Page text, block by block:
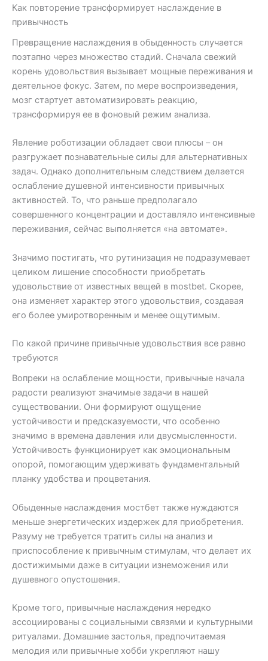
Как повторение трансформирует наслаждение в
привычность
Превращение наслаждения в обыденность случается
поэтапно через множество стадий. Сначала свежий
корень удовольствия вызывает мощные переживания и
деятельное фокус. Затем, по мере воспроизведения,
мозг стартует автоматизировать реакцию,
трансформируя ее в фоновый режим анализа.
Явление роботизации обладает свои плюсы – он
разгружает познавательные силы для альтернативных
задач. Однако дополнительным следствием делается
ослабление душевной интенсивности привычных
активностей. То, что раньше предполагало
совершенного концентрации и доставляло интенсивные
переживания, сейчас выполняется «на автомате».
Значимо постигать, что рутинизация не подразумевает
целиком лишение способности приобретать
удовольствие от известных вещей в mostbet. Скорее,
она изменяет характер этого удовольствия, создавая
его более умиротворенным и менее ощутимым.
По какой причине привычные удовольствия все равно
требуются
Вопреки на ослабление мощности, привычные начала
радости реализуют значимые задачи в нашей
существовании. Они формируют ощущение
устойчивости и предсказуемости, что особенно
значимо в времена давления или двусмысленности.
Устойчивость функционирует как эмоциональным
опорой, помогающим удерживать фундаментальный
планку удобства и процветания.
Обыденные наслаждения мостбет также нуждаются
меньше энергетических издержек для приобретения.
Разуму не требуется тратить силы на анализ и
приспособление к привычным стимулам, что делает их
достижимыми даже в ситуации изнеможения или
душевного опустошения.
Кроме того, привычные наслаждения нередко
ассоциированы с социальными связями и культурными
ритуалами. Домашние застолья, предпочитаемая
мелодия или привычные хобби укрепляют нашу